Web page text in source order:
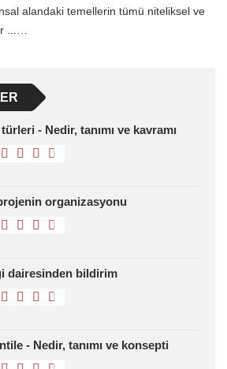
alandaki temellerin tümü niteliksel ve
...…
türleri - Nedir, tanımı ve kavramı
organizasyonu
dairesinden bildirim
- Nedir, tanımı ve konsepti